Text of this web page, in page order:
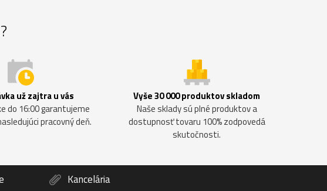
už zajtra u vás
do 16:00 garantujeme
pracovný deň.
Vyše 30 000 produktov skladom
Naše sklady sú plné produktov a
dostupnosť tovaru 100% zodpovedá
skutočnosti.
Kancelária